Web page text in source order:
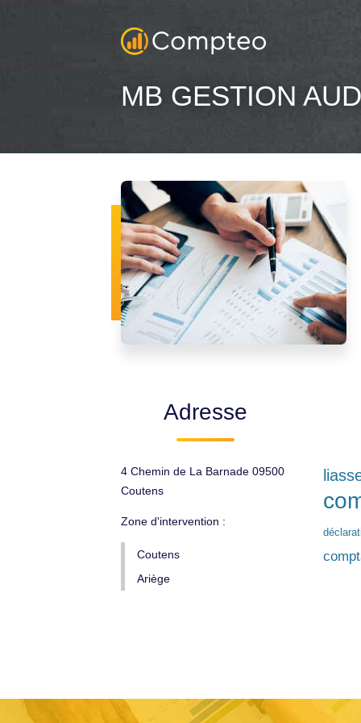
MB GESTION
Adresse
4 Chemin de La Barnade 09500
Coutens
Zone d'intervention :
Coutens
Ariège